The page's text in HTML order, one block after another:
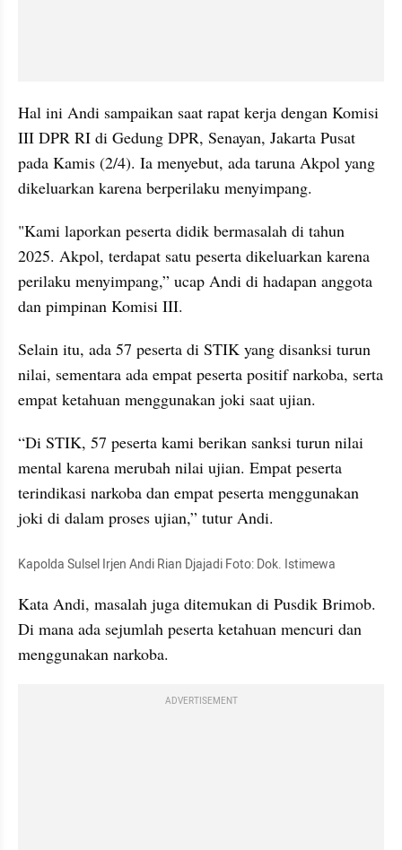
Hal ini Andi sampaikan saat rapat kerja dengan Komisi
III DPR RI di Gedung DPR, Senayan, Jakarta Pusat
pada Kamis (2/4). Ia menyebut, ada taruna Akpol yang
dikeluarkan karena berperilaku menyimpang.
"Kami laporkan peserta didik bermasalah di tahun
2025. Akpol, terdapat satu peserta dikeluarkan karena
perilaku menyimpang,” ucap Andi di hadapan anggota
dan pimpinan Komisi III.
Selain itu, ada 57 peserta di STIK yang disanksi turun
nilai, sementara ada empat peserta positif narkoba, serta
empat ketahuan menggunakan joki saat ujian.
“Di STIK, 57 peserta kami berikan sanksi turun nilai
mental karena merubah nilai ujian. Empat peserta
terindikasi narkoba dan empat peserta menggunakan
joki di dalam proses ujian,” tutur Andi.
Kapolda Sulsel Irjen Andi Rian Djajadi Foto: Dok. Istimewa
Kata Andi, masalah juga ditemukan di Pusdik Brimob.
Di mana ada sejumlah peserta ketahuan mencuri dan
menggunakan narkoba.
ADVERTISEMENT